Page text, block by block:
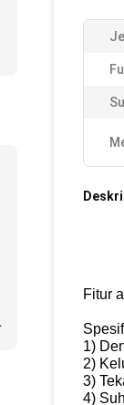
Fitur
1)
2)
3)
4)